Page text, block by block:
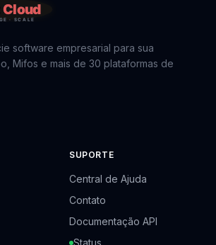
software empresarial para sua
Mifos e mais de 30 plataformas de
SUPORTE
Central de Ajuda
Contato
Documentação API
Status